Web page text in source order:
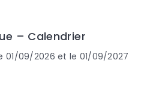
– Calendrier
01/09/2026 et le 01/09/2027